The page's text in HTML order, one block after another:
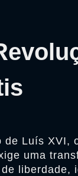
de Luís XVI,
uma
liberdade,